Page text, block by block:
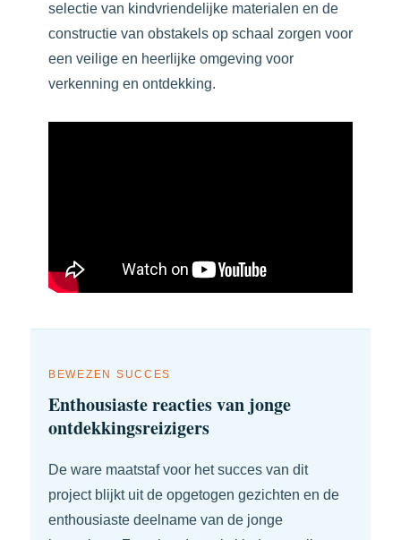
selectie van kindvriendelijke materialen en de
constructie van obstakels op schaal zorgen voor
een veilige en heerlijke omgeving voor
verkenning en ontdekking.
BEWEZEN SUCCES
Enthousiaste reacties van jonge
ontdekkingsreizigers
De ware maatstaf voor het succes van dit
project blijkt uit de opgetogen gezichten en de
enthousiaste deelname van de jonge